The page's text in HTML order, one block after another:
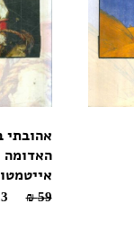
האדומה
59 ₪
41.3 ₪